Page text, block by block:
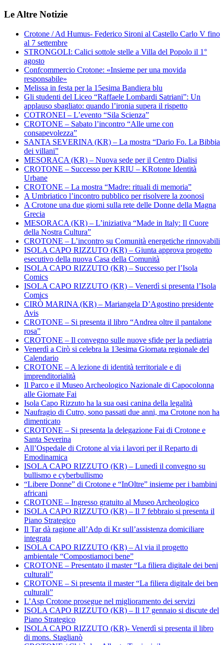
Le Altre Notizie
Crotone / Ad Humus- Federico Sironi al Castello Carlo V fino
al 7 settembre
STRONGOLI: Calici sottole stelle a Villa del Popolo il 1°
agosto
Confcommercio Crotone: «Insieme per una movida
responsabile»
Melissa in festa per la 15esima Bandiera blu
Gli studenti del Liceo “Raffaele Lombardi Satriani”: Un
applauso sbagliato: quando l’ironia supera il rispetto
COTRONEI – L’evento “Sila Scienza”
CROTONE – Sabato l’incontro “Alle urne con
consapevolezza”
SANTA SEVERINA (KR) – La mostra “Dario Fo. La Bibbia
dei villani”
MESORACA (KR) – Nuova sede per il Centro Dialisi
CROTONE – Successo per KRIU – KRotone Identità
Urbane
CROTONE – La mostra “Madre: rituali di memoria”
A Umbriatico l’incontro pubblico per risolvere la zoonosi
A Crotone una due giorni sulla rete delle Donne della Magna
Grecia
MESORACA (KR) – L’iniziativa “Made in Italy: Il Cuore
della Nostra Cultura”
CROTONE – L’incontro su Comunità energetiche rinnovabili
ISOLA CAPO RIZZUTO (KR) – Giunta approva progetto
esecutivo della nuova Casa della Comunità
ISOLA CAPO RIZZUTO (KR) – Successo per l’Isola
Comics
ISOLA CAPO RIZZUTO (KR) – Venerdì si presenta l’Isola
Comics
CIRÒ MARINA (KR) – Mariangela D’Agostino presidente
Avis
CROTONE – Si presenta il libro “Andrea oltre il pantalone
rosa”
CROTONE – Il convegno sulle nuove sfide per la pediatria
Venerdì a Cirò si celebra la 13esima Giornata regionale del
Calendario
CROTONE – A lezione di identità territoriale e di
imprenditorialità
Il Parco e il Museo Archeologico Nazionale di Capocolonna
alle Giornate Fai
Isola Capo Rizzuto ha la sua oasi canina della legalità
Naufragio di Cutro, sono passati due anni, ma Crotone non ha
dimenticato
CROTONE – Si presenta la delegazione Fai di Crotone e
Santa Severina
All’Ospedale di Crotone al via i lavori per il Reparto di
Emodinamica
ISOLA CAPO RIZZUTO (KR) – Lunedì il convegno su
bullismo e cyberbullismo
“Libere Donne” di Crotone e “InOltre” insieme per i bambini
africani
CROTONE – Ingresso gratuito al Museo Archeologico
ISOLA CAPO RIZZUTO (KR) – Il 7 febbraio si presenta il
Piano Strategico
Il Tar dà ragione all’Adp di Kr sull’assistenza domiciliare
integrata
ISOLA CAPO RIZZUTO (KR) – Al via il progetto
ambientale “Compostiamoci bene”
CROTONE – Presentato il master “La filiera digitale dei beni
culturali”
CROTONE – Si presenta il master “La filiera digitale dei ben
culturali”
L’Asp Crotone prosegue nel miglioramento dei servizi
ISOLA CAPO RIZZUTO (KR) – Il 17 gennaio si discute del
Piano Strategico
ISOLA CAPO RIZZUTO (KR)- Venerdì si presenta il libro
di mons. Staglianò